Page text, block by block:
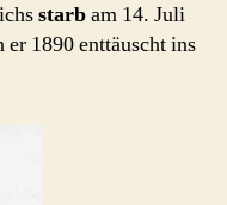
starbam 14. Juli
1890 enttäuscht ins